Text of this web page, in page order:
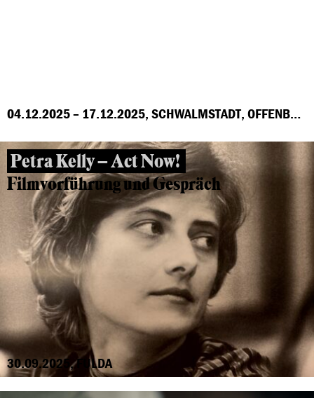
04.12.2025 – 17.12.2025, SCHWALMSTADT, OFFENBACH, MARBURG, FRANKFURT, GROSS-GERAU, HÖCHST
Petra Kelly – Act Now!
Filmvorführung und Gespräch
30.09.2025, FULDA